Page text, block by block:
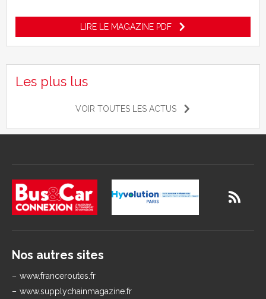
LIRE LE MAGAZINE PDF
Les plus lus
VOIR TOUTES LES ACTUS
Nos autres sites
www.franceroutes.fr
www.supplychainmagazine.fr